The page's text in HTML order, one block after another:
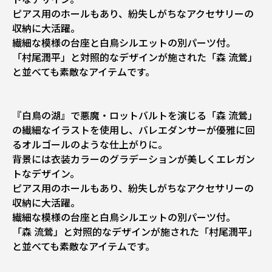
ピアス用のホールもあり、紛失しがちなアクセサリーの
収納に大活躍。
繊細な模様の台座と白鳥シルエットの別パーツ付。
「村尾潤平」と対照的なデザインが施された「森 流鶯」
と並べても素敵なアイテムです。
『白鳥の湖』で悪魔・ロットバルトを演じる「森 流鶯」
の繊細なイラストを使用し、バレエダンサーが優雅に回
るオルゴールのような仕上がりに。
背景には衣装カラーのグラデーションが美しくエレガン
トなデザイン。
ピアス用のホールもあり、紛失しがちなアクセサリーの
収納に大活躍。
繊細な模様の台座と白鳥シルエットの別パーツ付。
「森 流鶯」と対照的なデザインが施された「村尾潤平」
と並べても素敵なアイテムです。